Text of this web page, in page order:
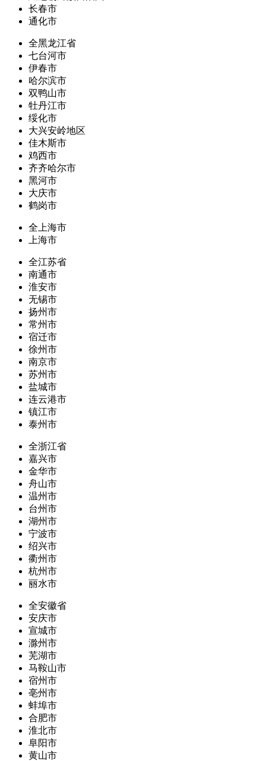
长春市
通化市
全黑龙江省
七台河市
伊春市
哈尔滨市
双鸭山市
牡丹江市
绥化市
大兴安岭地区
佳木斯市
鸡西市
齐齐哈尔市
黑河市
大庆市
鹤岗市
全上海市
上海市
全江苏省
南通市
淮安市
无锡市
扬州市
常州市
宿迁市
徐州市
南京市
苏州市
盐城市
连云港市
镇江市
泰州市
全浙江省
嘉兴市
金华市
舟山市
温州市
台州市
湖州市
宁波市
绍兴市
衢州市
杭州市
丽水市
全安徽省
安庆市
宣城市
滁州市
芜湖市
马鞍山市
宿州市
亳州市
蚌埠市
合肥市
淮北市
阜阳市
黄山市